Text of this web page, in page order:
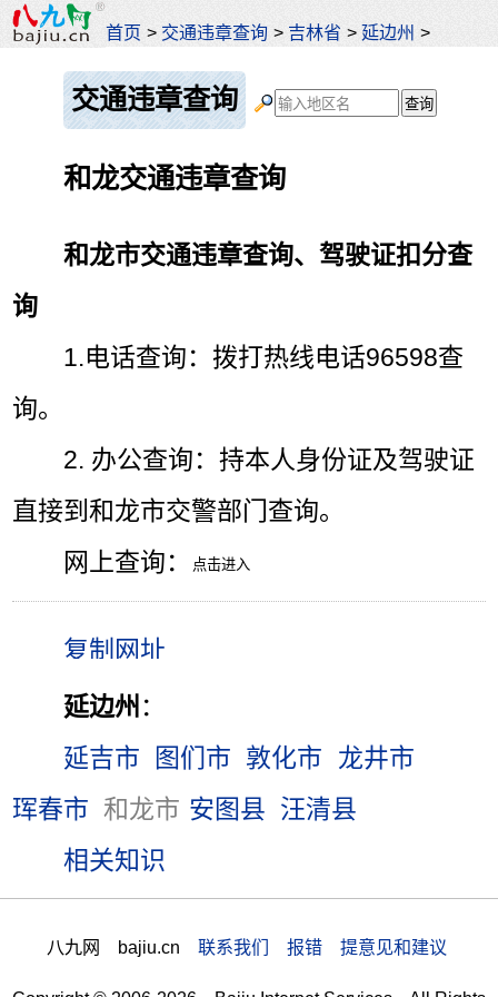
首页 > 交通违章查询 > 吉林省 >延边州 >
交通违章查询
和龙交通违章查询
和龙市交通违章查询、驾驶证扣分查
询
1.电话查询：拨打热线电话96598查
询。
2. 办公查询：持本人身份证及驾驶证
直接到和龙市交警部门查询。
网上查询：
延边州 ：
延吉市
图们市 敦化市
龙井市
珲春市 和龙市 安图县 汪清县
相关知识
八九网 bajiu.cn 联系我们 报错 提意见和建议